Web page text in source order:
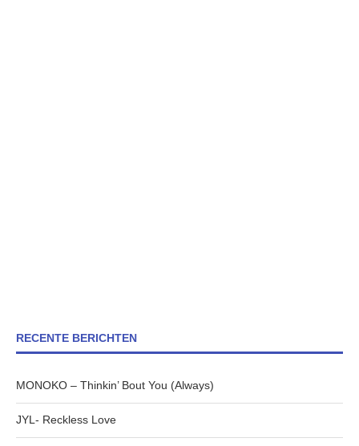
RECENTE BERICHTEN
MONOKO – Thinkin’ Bout You (Always)
JYL- Reckless Love